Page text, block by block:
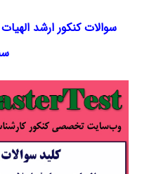
سوالات کنکور ارشد